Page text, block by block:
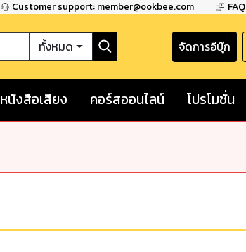
Customer support: member@ookbee.com FAQ
ทั้งหมด จัดการอีบุ๊ก
หนังสือเสียง คอร์สออนไลน์ โปรโมชั่น